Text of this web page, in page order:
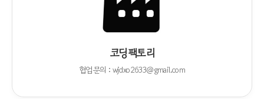
코딩팩토리
협업문의 : wjdxo2633@gmail.com